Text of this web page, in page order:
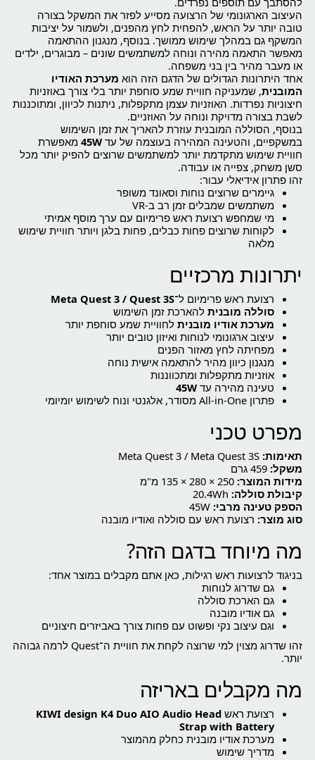
העיצוב הארגונומי של הרצועה מסייע לפזר את המשקל בצורה
טובה יותר על הראש, להפחית לחץ מהפנים, ולשמור על יציבות
המשקף גם במהלך שימוש ממושך. בנוסף, מנגנון ההתאמה
מאפשר התאמה מהירה ונוחה למשתמשים שונים – מבוגרים, ילדים
או מעבר מהיר בין בני משפחה.
אחד היתרונות הגדולים של הדגם הזה הוא מערכת האודיו
המובנית, שמעניקה חוויית שמע סוחפת יותר בלי צורך באוזניות
חיצוניות נפרדות. האוזניות עצמן מתקפלות, ניתנות לכיוון, ומתוכננות
לשבת בצורה מדויקת ונוחה על האוזניים.
בנוסף, הסוללה המובנית עוזרת להאריך את זמן השימוש
במשקפיים, והטעינה המהירה בעוצמה של עד 45W מאפשרת
חוויית שימוש מתקדמת יותר למשתמשים שרוצים להפיק יותר מכל
סשן משחק, צפייה או עבודה.
זהו פתרון אידיאלי עבור:
גיימרים שרוצים נוחות וסאונד משופר
משתמשים שמבלים זמן רב ב-VR
מי שמחפש רצועת ראש פרימיום עם ערך מוסף אמיתי
לקוחות שרוצים פחות כבלים, פחות בלגן ויותר חוויית שימוש
מלאה
יתרונות מרכזיים
רצועת ראש פרימיום ל־Meta Quest 3 / Quest 3S
סוללה מובנית להארכת זמן השימוש
מערכת אודיו מובנית לחוויית שמע סוחפת יותר
עיצוב ארגונומי לנוחות ואיזון טובים יותר
מפחיתה לחץ מאזור הפנים
מנגנון כיוון מהיר להתאמה אישית נוחה
אוזניות מתקפלות ומתכווננות
טעינה מהירה עד 45W
פתרון All-in-One מסודר, אלגנטי ונוח לשימוש יומיומי
מפרט טכני
תאימות:
משקל:
מידות המוצר:
קיבולת סוללה:
הספק טעינה מרבי:
סוג מוצר: רצועת ראש עם סוללה ואודיו מובנה
מה מיוחד בדגם הזה?
בניגוד לרצועות ראש רגילות, כאן אתם מקבלים במוצר אחד:
גם שדרוג לנוחות
גם הארכת סוללה
גם אודיו מובנה
וגם עיצוב נקי ופשוט עם פחות צורך באביזרים חיצוניים
זהו שדרוג מצוין למי שרוצה לקחת את חוויית ה־Quest לרמה גבוהה
יותר.
מה מקבלים באריזה
רצועת ראש KIWI design K4 Duo AIO Audio Head
Strap with Battery
מערכת אודיו מובנית כחלק מהמוצר
מדריך שימוש